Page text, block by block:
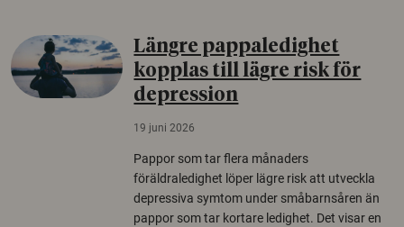
Längre pappaledighet
kopplas till lägre risk för
depression
19 juni 2026
Pappor som tar flera månaders
föräldraledighet löper lägre risk att utveckla
depressiva symtom under småbarnsåren än
pappor som tar kortare ledighet. Det visar en